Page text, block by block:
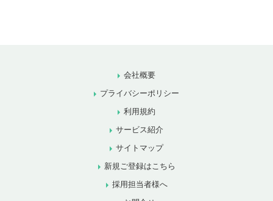
会社概要
プライバシーポリシー
利用規約
サービス紹介
サイトマップ
新規ご登録はこちら
採用担当者様へ